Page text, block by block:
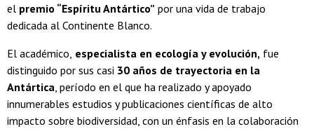
el premio “Espíritu Antártico” por una vida de trabajo
dedicada al Continente Blanco.
El académico, especialista en ecología y evolución, fue
distinguido por sus casi 30 años de trayectoria en la
Antártica , período en el que ha realizado y apoyado
innumerables estudios y publicaciones científicas de alto
impacto sobre biodiversidad, con un énfasis en la colaboración